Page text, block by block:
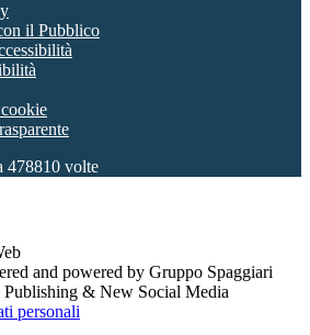
il Pubblico
478810 volte
and powered by Gruppo Spaggiari
& New Social Media
personali